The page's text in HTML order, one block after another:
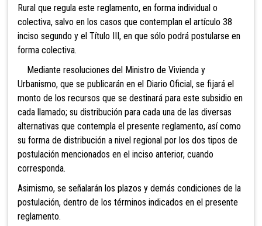
Rural que regula este reglamento, en forma individual o
colectiva, salvo en los casos que contemplan el artículo 38
inciso segundo y el Título III, en que sólo podrá postularse en
forma colectiva.
Mediante resoluciones del Ministro de Vivienda y
Urbanismo, que se publicarán en el Diario Oficial, se fijará el
monto de los recursos que se destinará para este subsidio en
cada llamado; su distribución para cada una de las diversas
alternativas que contempla el presente reglamento, así como
su forma de distribución a nivel regional por los dos tipos de
postulación mencionados en el inciso anterior, cuando
corresponda.
Asimismo, se señalarán los plazos y demás condiciones de la
postulación, dentro de los términos indicados en el presente
reglamento.